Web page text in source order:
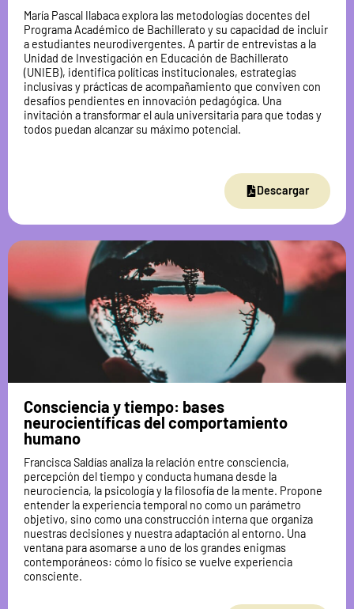
María Pascal Ilabaca explora las metodologías docentes del
Programa Académico de Bachillerato y su capacidad de incluir
a estudiantes neurodivergentes. A partir de entrevistas a la
Unidad de Investigación en Educación de Bachillerato
(UNIEB), identifica políticas institucionales, estrategias
inclusivas y prácticas de acompañamiento que conviven con
desafíos pendientes en innovación pedagógica. Una
invitación a transformar el aula universitaria para que todas y
todos puedan alcanzar su máximo potencial.
Descargar
Consciencia y tiempo: bases
neurocientíficas del comportamiento
humano
Francisca Saldías analiza la relación entre consciencia,
percepción del tiempo y conducta humana desde la
neurociencia, la psicología y la filosofía de la mente. Propone
entender la experiencia temporal no como un parámetro
objetivo, sino como una construcción interna que organiza
nuestras decisiones y nuestra adaptación al entorno. Una
ventana para asomarse a uno de los grandes enigmas
contemporáneos: cómo lo físico se vuelve experiencia
consciente.